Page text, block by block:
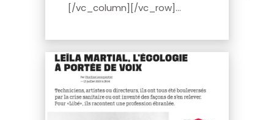
[/vc_column][/vc_row]...